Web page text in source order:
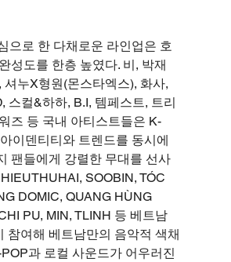
으로 한 다채로운 라인업은 호
성도를 한층 높였다. 비, 박재
셔누X형원(몬스타엑스), 화사,
스컬&하하, B.I, 템페스트, 트리
즈 등 국내 아티스트들은 K-
이덴티티와 트렌드를 동시에
팬들에게 강렬한 무대를 선사
SOOBIN, TÓC
DOMIC, QUANG HÙNG
PU, MIN, TLINH 등 베트남
참여해 베트남만의 음악적 색채
과 로컬 사운드가 어우러진